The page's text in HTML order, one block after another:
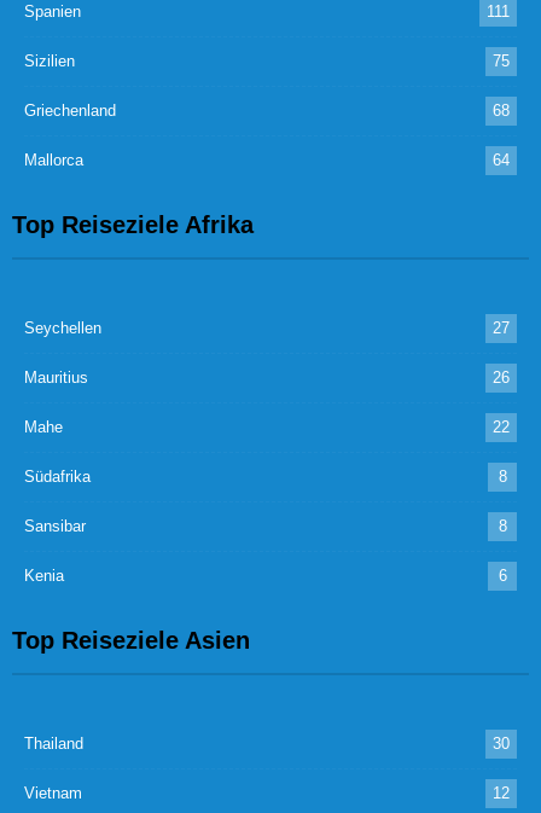
Spanien 111
Sizilien 75
Griechenland 68
Mallorca 64
Top Reiseziele Afrika
Seychellen 27
Mauritius 26
Mahe 22
Südafrika 8
Sansibar 8
Kenia 6
Top Reiseziele Asien
Thailand 30
Vietnam 12